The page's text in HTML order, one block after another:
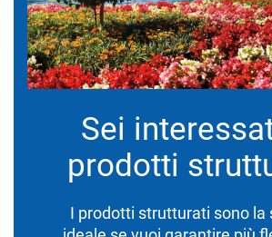
Sei
prodotti
I prodotti strutturati sono la